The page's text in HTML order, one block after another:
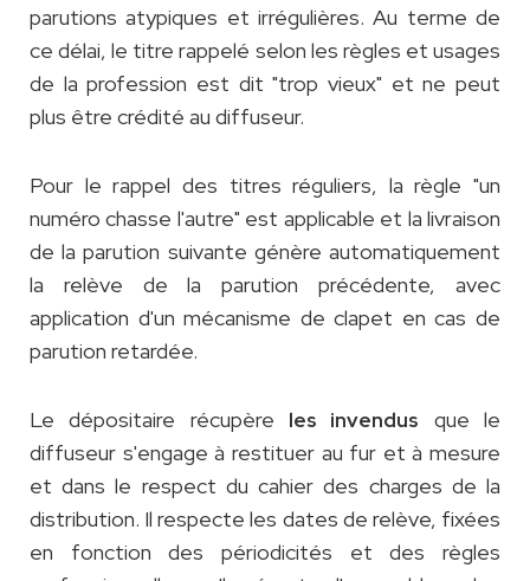
parutions atypiques et irrégulières. Au terme de
ce délai, le titre rappelé selon les règles et usages
de la profession est dit "trop vieux" et ne peut
plus être crédité au diffuseur.
Pour le rappel des titres réguliers, la règle "un
numéro chasse l'autre" est applicable et la livraison
de la parution suivante génère automatiquement
la relève de la parution précédente, avec
application d'un mécanisme de clapet en cas de
parution retardée.
Le dépositaire récupère les invendus que le
diffuseur s'engage à restituer au fur et à mesure
et dans le respect du cahier des charges de la
distribution. Il respecte les dates de relève, fixées
en fonction des périodicités et des règles